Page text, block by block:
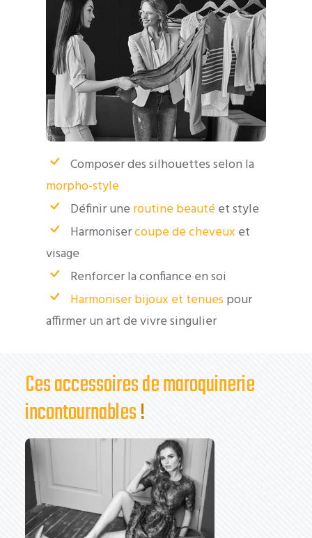
Composer des silhouettes selon la
morpho-style
Définir une routine beautéet style
Harmonisercoupe de cheveux et
visage
Renforcer la confiance en soi
Harmoniser bijoux et tenues pour
affirmer un art de vivre singulier
Ces accessoires de maroquinerie
incontournables!